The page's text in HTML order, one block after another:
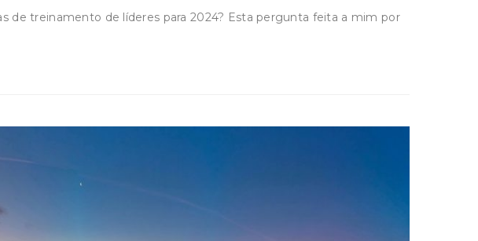
de treinamento de líderes para 2024? Esta pergunta feita a mim por